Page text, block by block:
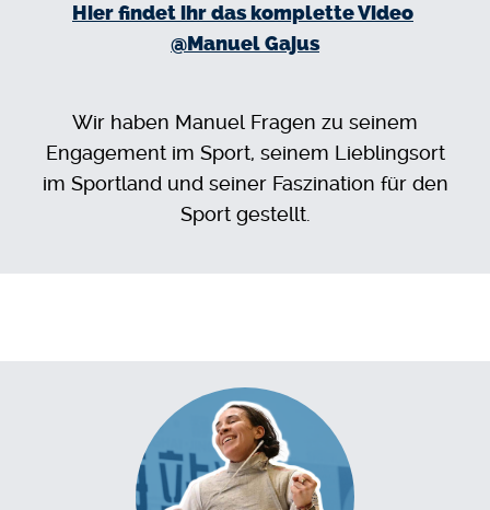
Hier findet ihr das komplette Video
@Manuel Gajus
Wir haben Manuel Fragen zu seinem
Engagement im Sport, seinem Lieblingsort
im Sportland und seiner Faszination für den
Sport gestellt.